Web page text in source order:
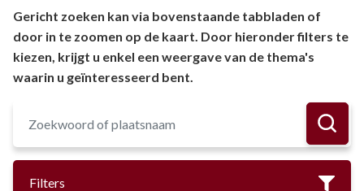
Gericht zoeken kan via bovenstaande tabbladen of
door in te zoomen op de kaart. Door hieronder filters te
kiezen, krijgt u enkel een weergave van de thema's
waarin u geïnteresseerd bent.
Filters